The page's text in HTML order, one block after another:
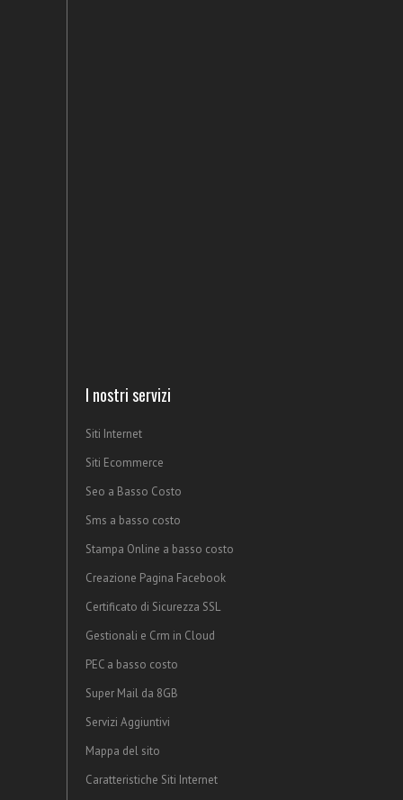
I nostri servizi
Siti Internet
Siti Ecommerce
Seo a Basso Costo
Sms a basso costo
Stampa Online a basso costo
Creazione Pagina Facebook
Certificato di Sicurezza SSL
Gestionali e Crm in Cloud
PEC a basso costo
Super Mail da 8GB
Servizi Aggiuntivi
Mappa del sito
Caratteristiche Siti Internet